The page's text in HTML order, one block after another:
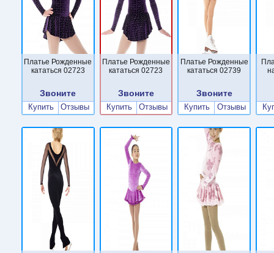
Платье Рожденные
кататься 02723
Звоните
Купить Отзывы
Платье Рожденные
кататься 02723
Звоните
Купить Отзывы
Платье Рожденные
кататься 02739
Звоните
Купить Отзывы